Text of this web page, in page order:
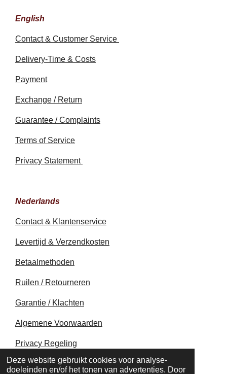
Deze website gebruikt cookies voor analyse-
doeleinden en/of het tonen van advertenties. Door
English
Contact & Customer Service
Delivery-Time & Costs
Payment
Exchange / Return
Guarantee / Complaints
Terms of Service
Privacy Statement
Nederlands
Contact & Klantenservice
Levertijd & Verzendkosten
Betaalmethoden
Ruilen / Retourneren
Garantie / Klachten
Algemene Voorwaarden
Privacy Regeling
© 2020 - 2026 earthapplecreations.com
Powered byJouwWeb